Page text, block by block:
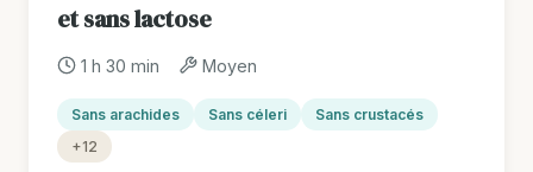
et sans lactose
1 h 30 min Moyen
Sans arachides Sans céleri
Sans crustacés
+12